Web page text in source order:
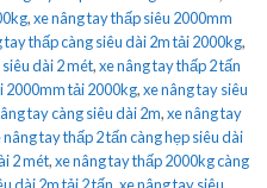
,xe nâng tay thấp siêu 2000mm
tay thấp càng siêu dài 2m tải 2000kg,
dài 2 mét,xe nâng tay thấp 2 tấn
2000mm tải 2000kg,xe nâng tay siêu
tay càng siêu dài 2m,xe nâng tay
nâng tay thấp 2 tấn càng hẹp siêu dài
2 mét,xe nâng tay thấp 2000kg càng
dài 2m tải 2 tấn,xe nâng tay siêu